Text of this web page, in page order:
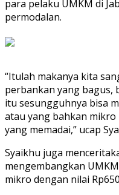
para pelaku UMKM di
permodalan.
“Itulah makanya kita
perbankan yang bagus,
itu sesungguhnya bisa
atau yang bahkan
yang memadai,” ucap
Syaikhu juga
mengembangkan
mikro dengan nilai